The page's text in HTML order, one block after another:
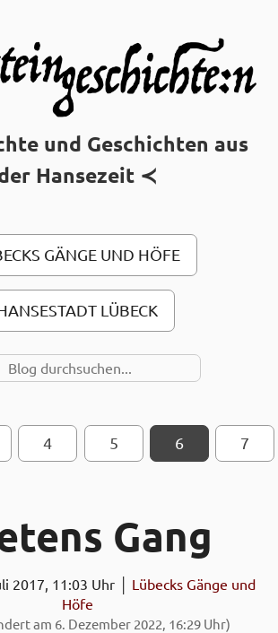
und Geschichten aus
Hansezeit
GÄNGE UND HÖFE
LÜBECK
NACH…
SEITEN-NAVIGATION
4 5 6 7
Gang
2017, 11:03 Uhr │ Lübecks Gänge und
Höfe
am 6. Dezember 2022, 16:29 Uhr)